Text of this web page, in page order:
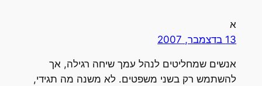
א
13 בדצמבר, 2007
אנשים שמחליטים לנהל עמך שיחה רגילה, אך
להשתמש רק בשני משפטים. לא משנה מה תגידי,